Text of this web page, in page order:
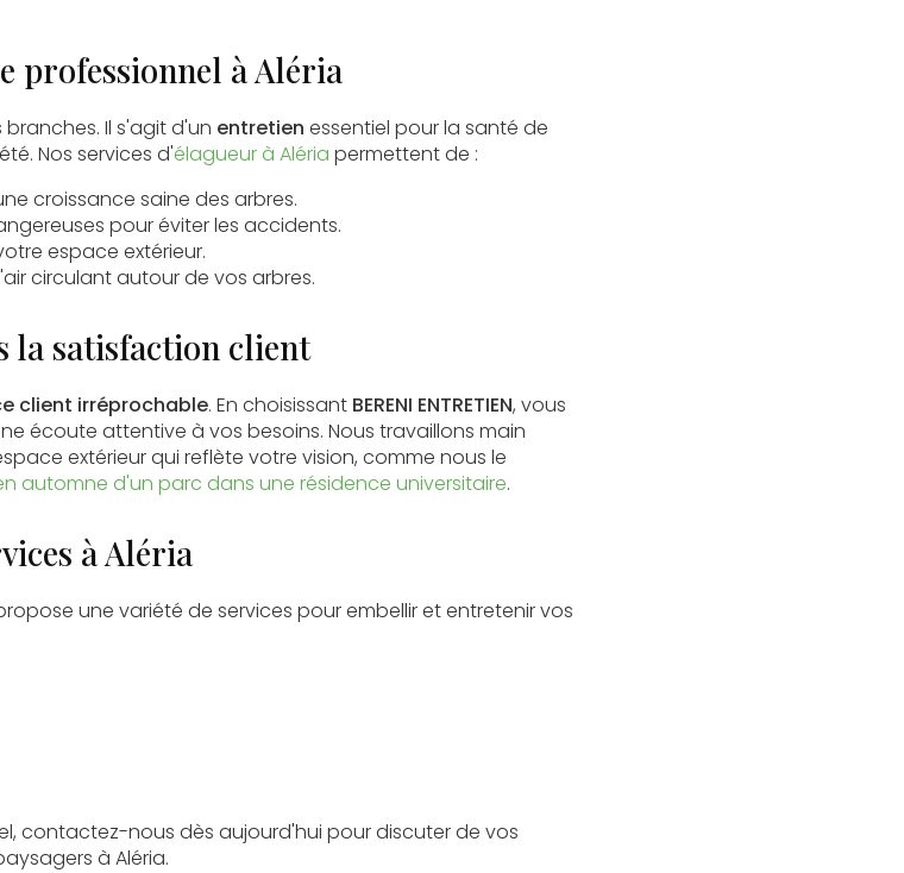
professionnel à Aléria
Il s'agit d'un entretien essentiel pour la santé de
Nos services d'élagueur à Aléria permettent de :
croissance saine des arbres.
pour éviter les accidents.
espace extérieur.
circulant autour de vos arbres.
la satisfaction client
client irréprochable. En choisissant BERENI ENTRETIEN, vous
écoute attentive à vos besoins. Nous travaillons main
extérieur qui reflète votre vision, comme nous le
automne d'un parc dans une résidence universitaire.
à Aléria
une variété de services pour embellir et entretenir vos
contactez-nous dès aujourd'hui pour discuter de vos
à Aléria.